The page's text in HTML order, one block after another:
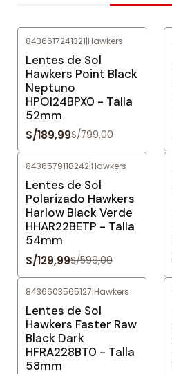
8436617241321|Hawkers
Lentes de Sol
Hawkers Point Black
Neptuno
HPOI24BPX0 - Talla
52mm
S/189,99S/799,00
8436579118242|Hawkers
Lentes de Sol
Polarizado Hawkers
Harlow Black Verde
HHAR22BETP - Talla
54mm
S/129,99S/599,00
8436603565127|Hawkers
Lentes de Sol
Hawkers Faster Raw
Black Dark
HFRA228BT0 - Talla
58mm